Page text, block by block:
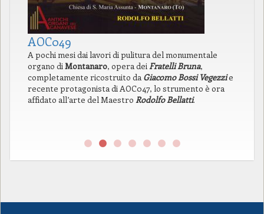
AOC049
A pochi mesi dai lavori di pulitura del monumentale
organo diMontanaro, opera deiFratelli Bruna,
completamente ricostruito da Giacomo Bossi Vegezzie
recente protagonista di AOC047, lo strumento è ora
affidato all’arte del Maestro Rodolfo Bellatti.